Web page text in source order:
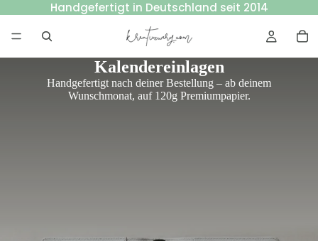
Handgefertigt in Deutschland seit 2014
Kalendereinlagen
Handgefertigt nach deiner Bestellung – ab deinem
Wunschmonat, auf 120g Premiumpapier.